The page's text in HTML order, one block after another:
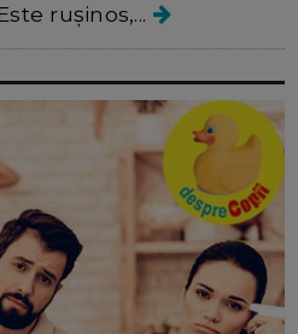
rușinos,...